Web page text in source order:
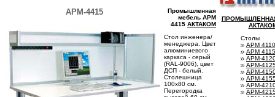
АРМ-4415
Промышленная
мебель АРМ
4415 АКТАКОМ
Стол инженера/
менеджера. Цвет
алюминиевого
каркаса - серый
(RAL-9006), цвет
ДСП - белый.
Столешница
100x80 см.
Перегородка
Столы
АРМ 4110
АРМ 4115
АРМ-
АРМ-
АРМ-
АРМ-
АРМ-
АРМ-